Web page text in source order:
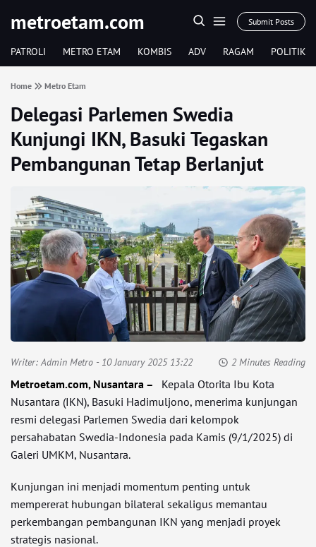
metroetam.com Submit Posts
PATROLI METRO ETAM KOMBIS ADV RAGAM POLITIK
Home Metro Etam
Delegasi Parlemen Swedia
Kunjungi IKN, Basuki Tegaskan
Pembangunan Tetap Berlanjut
Writer:Admin Metro - 10 January 2025 13:22 2 Minutes Reading
Metroetam.com, Nusantara –
Kepala Otorita Ibu Kota
Nusantara (IKN), Basuki Hadimuljono, menerima kunjungan
resmi delegasi Parlemen Swedia dari kelompok
persahabatan Swedia-Indonesia pada Kamis (9/1/2025) di
Galeri UMKM, Nusantara.
Kunjungan ini menjadi momentum penting untuk
mempererat hubungan bilateral sekaligus memantau
perkembangan pembangunan IKN yang menjadi proyek
strategis nasional.